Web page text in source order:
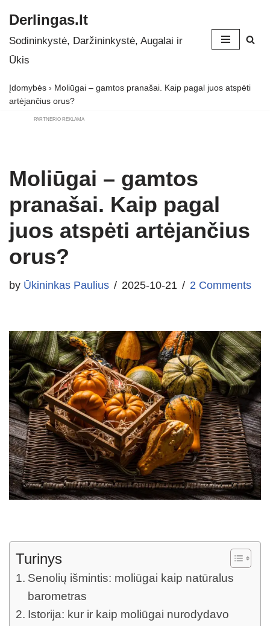
Skip
to
Derlingas.lt
Sodininkystė, Daržininkystė, Augalai ir
Ūkis
Įdomybės › Moliūgai – gamtos pranašai. Kaip pagal juos atspėti
artėjančius orus?
PARTNERIO REKLAMA
Moliūgai – gamtos
pranašai. Kaip pagal
juos atspėti artėjančius
orus?
by Ūkininkas Paulius 2025-10-21 2 Comments
Turinys
Senolių išmintis: moliūgai kaip natūralus
barometras
Istorija: kur ir kaip moliūgai nurodydavo